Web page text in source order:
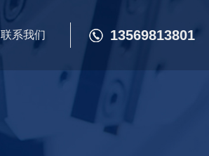
联系我们 13569813801